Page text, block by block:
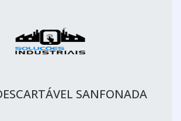
SANFONADA